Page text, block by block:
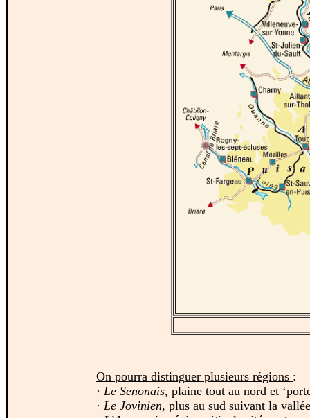
On pourra distinguer plusieurs régions :
· Le Senonais, plaine tout au nord et
· Le Jovinien, plus au sud suivant la